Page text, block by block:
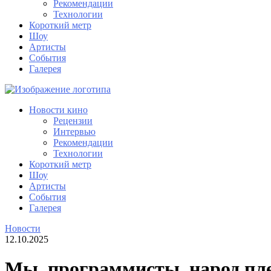
Рекомендации
Технологии
Короткий метр
Шоу
Артисты
События
Галерея
Новости кино
Рецензии
Интервью
Рекомендации
Технологии
Короткий метр
Шоу
Артисты
События
Галерея
Новости
12.10.2025